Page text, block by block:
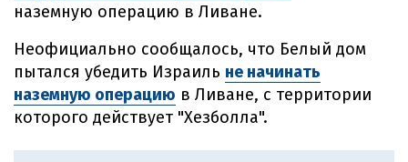
наземную операцию в Ливане.
Неофициально сообщалось, что Белый дом
пытался убедить Израиль не начинать
наземную операцию в Ливане, с территории
которого действует "Хезболла".